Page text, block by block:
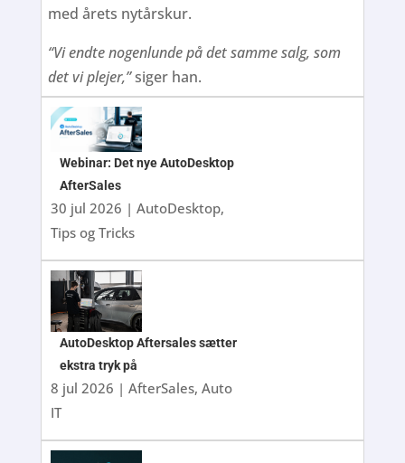
med årets nytårskur.
“Vi endte nogenlunde på det samme salg, som
det vi plejer,”siger han.
Webinar: Det nye AutoDesktop
AfterSales
30 jul 2026 | AutoDesktop,
Tips og Tricks
AutoDesktop Aftersales sætter
ekstra tryk på
8 jul 2026 | AfterSales, Auto
IT